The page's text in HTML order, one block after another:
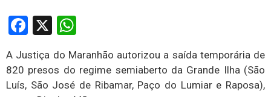
Facebook
X
A Justiça do Maranhão autorizou a saída temporária de
820 presos do regime semiaberto da Grande Ilha (São
Luís, São José de Ribamar, Paço do Lumiar e Raposa),